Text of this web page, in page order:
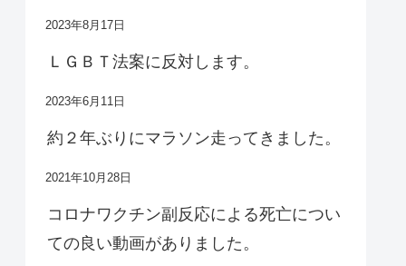
2023年8月17日
ＬＧＢＴ法案に反対します。
2023年6月11日
約２年ぶりにマラソン走ってきました。
2021年10月28日
コロナワクチン副反応による死亡につい
ての良い動画がありました。